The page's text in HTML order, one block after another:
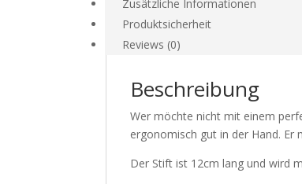
Zusätzliche Informationen
Produktsicherheit
Reviews (0)
Beschreibung
Wer möchte nicht mit einem
ergonomisch gut in der Hand. Er
Der Stift ist 12cm lang und wird